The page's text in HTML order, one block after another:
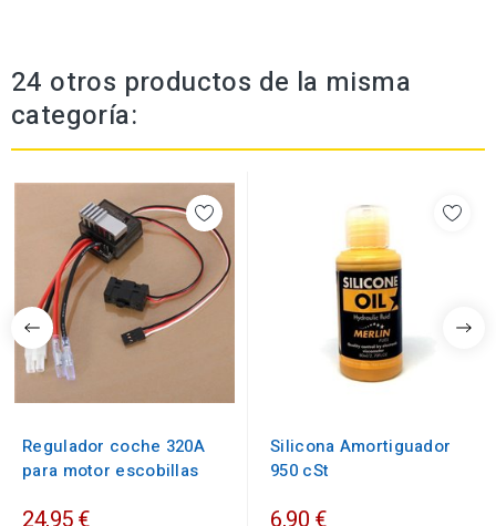
24 otros productos de la misma
categoría:
Regulador coche 320A
para motor escobillas
Silicona Amortiguador
950 cSt